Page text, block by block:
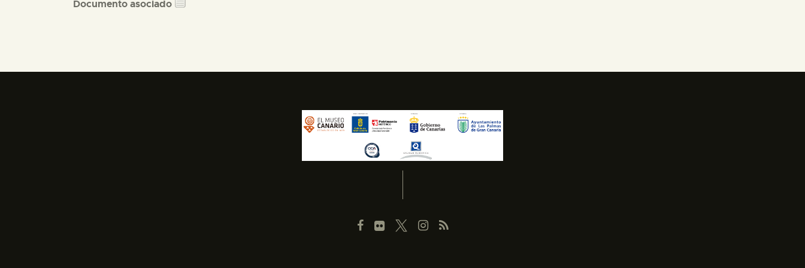
Documento asociado